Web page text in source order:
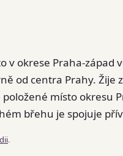
v okrese Praha-
od centra Prahy. Žije
místo okresu
břehu je spojuje
.